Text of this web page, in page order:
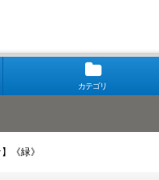
カテゴリ
《緑》